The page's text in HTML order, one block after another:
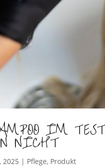
IM
NICHT
2025 | Pflege, Produkt